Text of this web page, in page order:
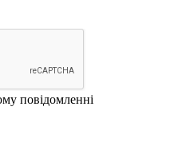
повідомленні